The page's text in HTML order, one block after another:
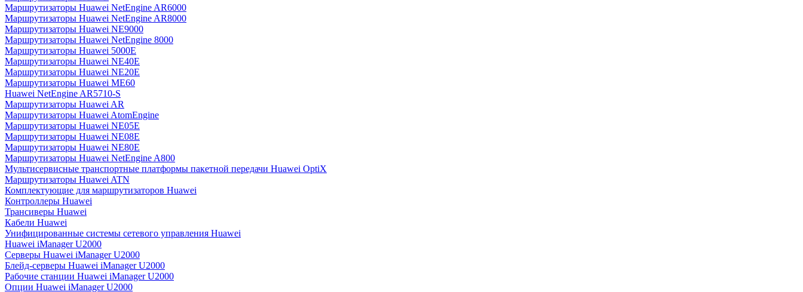
Маршрутизаторы Huawei NetEngine AR6000
Маршрутизаторы Huawei NetEngine AR8000
Маршрутизаторы Huawei NE9000
Маршрутизаторы Huawei NetEngine 8000
Маршрутизаторы Huawei 5000E
Маршрутизаторы Huawei NE40E
Маршрутизаторы Huawei NE20E
Маршрутизаторы Huawei ME60
Huawei NetEngine AR5710-S
Маршрутизаторы Huawei AR
Маршрутизаторы Huawei AtomEngine
Маршрутизаторы Huawei NE05E
Маршрутизаторы Huawei NE08E
Маршрутизаторы Huawei NE80E
Маршрутизаторы Huawei NetEngine A800
Мультисервисные транспортные платформы пакетной передачи Huawei OptiX
Маршрутизаторы Huawei ATN
Комплектующие для маршрутизаторов Huawei
Контроллеры Huawei
Трансиверы Huawei
Кабели Huawei
Унифицированные системы сетевого управления Huawei
Huawei iManager U2000
Серверы Huawei iManager U2000
Блейд-серверы Huawei iManager U2000
Рабочие станции Huawei iManager U2000
Опции Huawei iManager U2000